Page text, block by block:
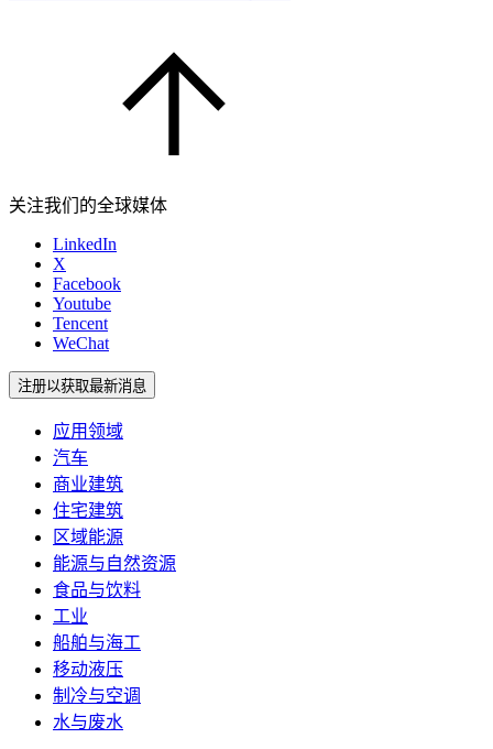
关注我们的全球媒体
LinkedIn
X
Facebook
Youtube
Tencent
WeChat
注册以获取最新消息
应用领域
汽车
商业建筑
住宅建筑
区域能源
能源与自然资源
食品与饮料
工业
船舶与海工
移动液压
制冷与空调
水与废水